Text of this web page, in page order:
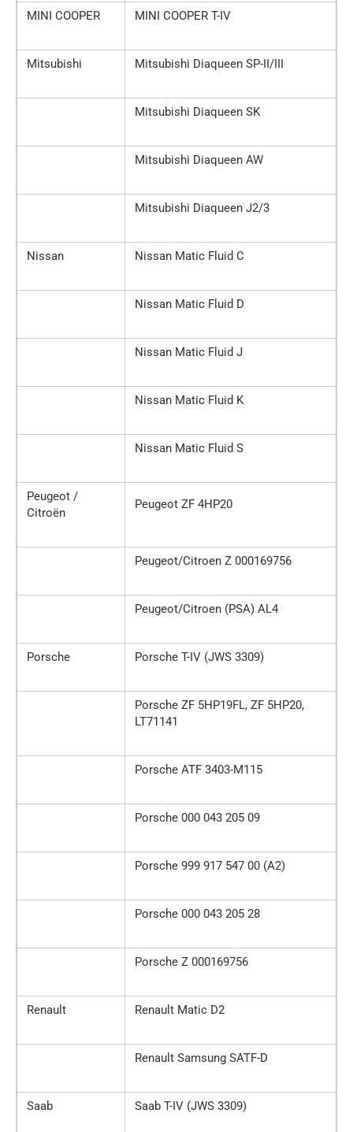
MINI COOPER MINI COOPER T-IV
Mitsubishi Mitsubishi Diaqueen SP-II/III
Mitsubishi Diaqueen SK
Mitsubishi Diaqueen AW
Mitsubishi Diaqueen J2/3
Nissan Nissan Matic Fluid C
Nissan Matic Fluid D
Nissan Matic Fluid J
Nissan Matic Fluid K
Nissan Matic Fluid S
Peugeot /
Citroën
Peugeot ZF 4HP20
Peugeot/Citroen Z 000169756
Peugeot/Citroen (PSA) AL4
Porsche Porsche T-IV (JWS 3309)
Porsche ZF 5HP19FL, ZF 5HP20,
LT71141
Porsche ATF 3403-M115
Porsche 000 043 205 09
Porsche 999 917 547 00 (A2)
Porsche 000 043 205 28
Porsche Z 000169756
Renault Renault Matic D2
Renault Samsung SATF-D
Saab Saab T-IV (JWS 3309)